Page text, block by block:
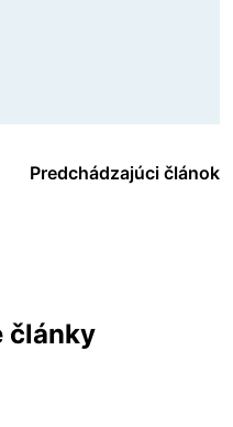
Predchádzajúci článok
články